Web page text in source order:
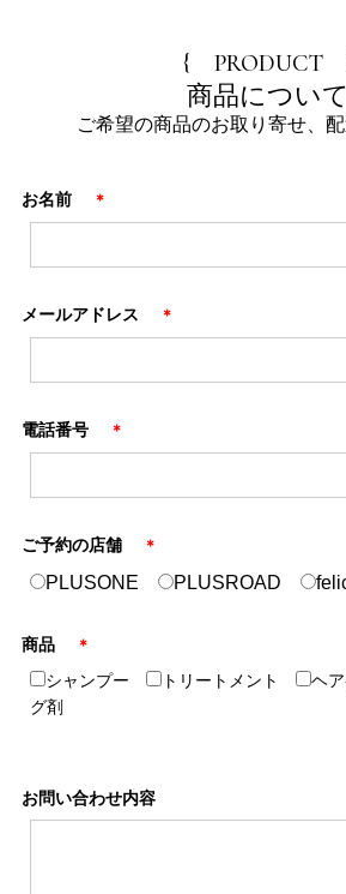
{ PRODUCT
商品について
ご希望の商品のお取り寄せ、
お名前 ＊
メールアドレス ＊
電話番号 ＊
ご予約の店舗 ＊
PLUSONE PLUSROAD
商品 ＊
シャンプー トリートメント ヘ
グ剤
お問い合わせ内容